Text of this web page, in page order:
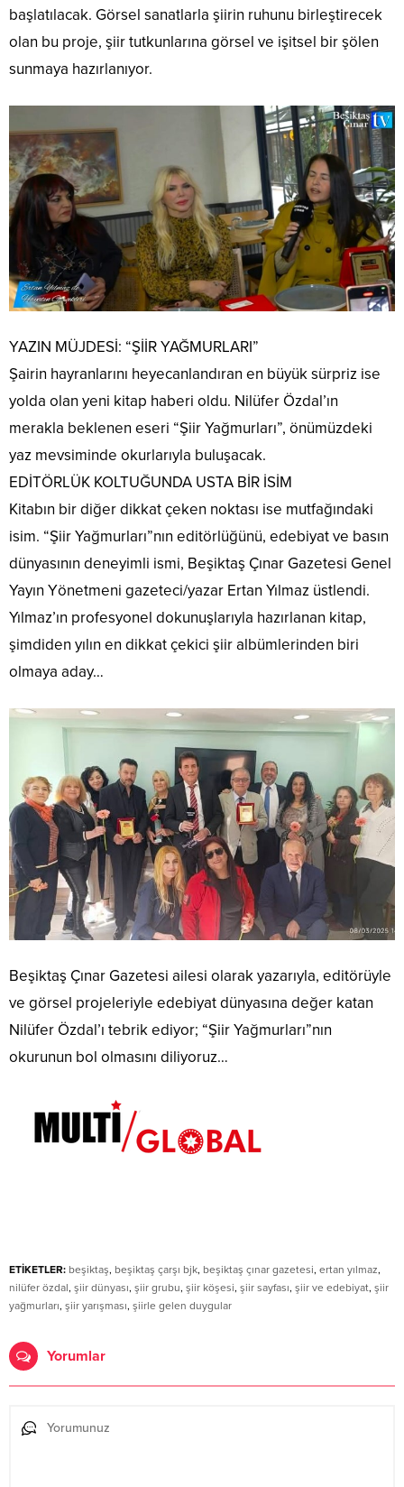
başlatılacak. Görsel sanatlarla şiirin ruhunu birleştirecek
olan bu proje, şiir tutkunlarına görsel ve işitsel bir şölen
sunmaya hazırlanıyor.
YAZIN MÜJDESİ: “ŞİİR YAĞMURLARI”
​Şairin hayranlarını heyecanlandıran en büyük sürpriz ise
yolda olan yeni kitap haberi oldu. Nilüfer Özdal’ın
merakla beklenen eseri “Şiir Yağmurları”, önümüzdeki
yaz mevsiminde okurlarıyla buluşacak.
​EDİTÖRLÜK KOLTUĞUNDA USTA BİR İSİM
​Kitabın bir diğer dikkat çeken noktası ise mutfağındaki
isim. “Şiir Yağmurları”nın editörlüğünü, edebiyat ve basın
dünyasının deneyimli ismi, Beşiktaş Çınar Gazetesi Genel
Yayın Yönetmeni gazeteci/yazar Ertan Yılmaz üstlendi.
Yılmaz’ın profesyonel dokunuşlarıyla hazırlanan kitap,
şimdiden yılın en dikkat çekici şiir albümlerinden biri
olmaya aday…
Beşiktaş Çınar Gazetesi ailesi olarak yazarıyla, editörüyle
ve görsel projeleriyle edebiyat dünyasına değer katan
Nilüfer Özdal’ı tebrik ediyor; “Şiir Yağmurları”nın
okurunun bol olmasını diliyoruz…
ETİKETLER: beşiktaş, beşiktaş çarşı bjk, beşiktaş çınar gazetesi, ertan yılmaz,
nilüfer özdal, şiir dünyası, şiir grubu, şiir köşesi, şiir sayfası, şiir ve edebiyat, şiir
yağmurları, şiir yarışması, şiirle gelen duygular
Yorumlar